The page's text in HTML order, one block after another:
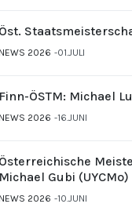
Öst.
NEWS 2026 01.JULI
Finn-ÖSTM: Michael
NEWS 2026 16.JUNI
Österreichische
Michael Gubi (UYCMo)
NEWS 2026 10.JUNI